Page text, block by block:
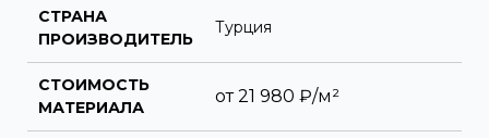
СТРАНА
ПРОИЗВОДИТЕЛЬ
Турция
СТОИМОСТЬ
МАТЕРИАЛА
от21 980 ₽/м²